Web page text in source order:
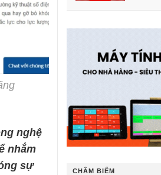
nghệ
nhắm
sự
CHÂM BIẾM